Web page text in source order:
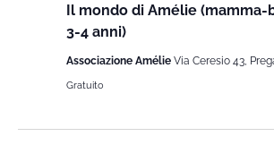
Il mondo di Amélie (mamma-
3-4 anni)
Associazione Amélie Via Ceresio 43,
Gratuito